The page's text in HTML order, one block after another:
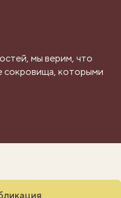
мы верим, что
сокровища, которыми